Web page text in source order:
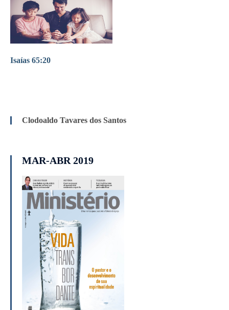
Isaías 65:20
Clodoaldo Tavares dos Santos
MAR-ABR 2019